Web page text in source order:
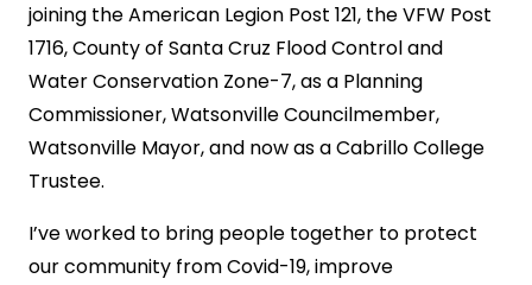
joining the American Legion Post 121, the VFW Post
1716, County of Santa Cruz Flood Control and
Water Conservation Zone-7, as a Planning
Commissioner, Watsonville Councilmember,
Watsonville Mayor, and now as a Cabrillo College
Trustee.
I’ve worked to bring people together to protect
our community from Covid-19, improve